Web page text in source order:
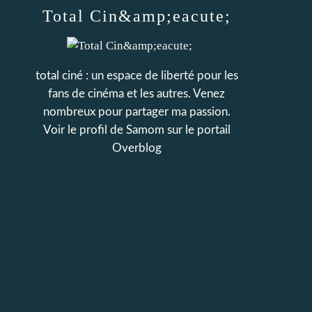
Total Cin&amp;eacute;
total ciné : un espace de liberté pour les
fans de cinéma et les autres. Venez
nombreux pour partager ma passion.
Voir le profil de Samom sur le portail
Overblog